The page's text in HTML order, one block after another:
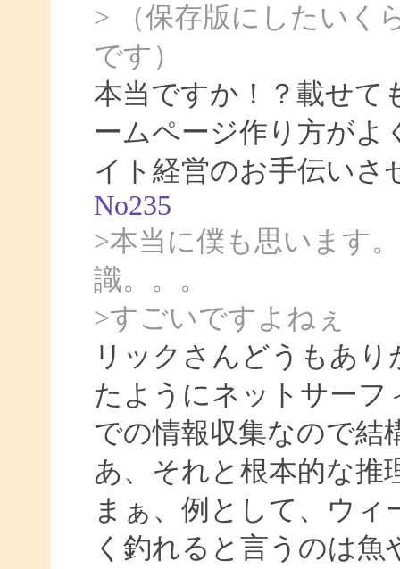
> （保存版にしたい
です）
本当ですか！？載せて
ームページ作り方がよ
イト経営のお手伝い
No235
>本当に僕も思います
識。。。
>すごいですよね
リックさんどうもあ
たようにネットサーフ
での情報収集なので結
あ、それと根本的な推
まぁ、例として、ウ
く釣れると言うのは